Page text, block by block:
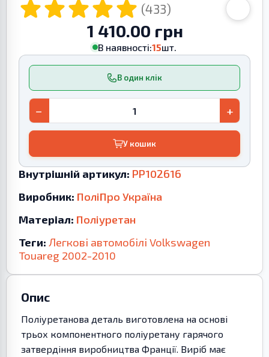
(433)
1 410.00 грн
В наявності:15шт.
В один клік
− +
У кошик
Внутрішній артикул: PP102616
Виробник: ПоліПро Україна
Матеріал: Поліуретан
Теги: Легкові автомобілі Volkswagen
Touareg 2002-2010
Опис
Поліуретанова деталь виготовлена на основі
трьох компонентного поліуретану гарячого
затвердіння виробництва Франції. Виріб має